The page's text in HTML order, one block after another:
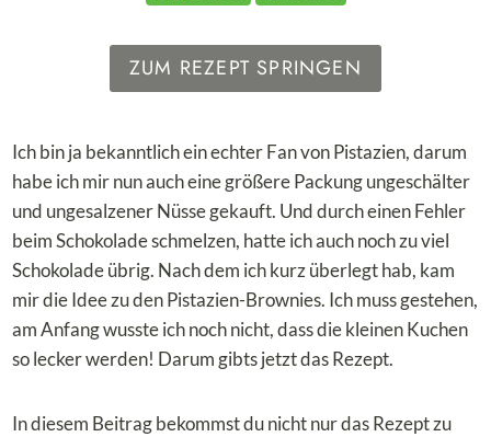
ZUM REZEPT SPRINGEN
Ich bin ja bekanntlich ein echter Fan von Pistazien, darum
habe ich mir nun auch eine größere Packung ungeschälter
und ungesalzener Nüsse gekauft. Und durch einen Fehler
beim Schokolade schmelzen, hatte ich auch noch zu viel
Schokolade übrig. Nach dem ich kurz überlegt hab, kam
mir die Idee zu den Pistazien-Brownies. Ich muss gestehen,
am Anfang wusste ich noch nicht, dass die kleinen Kuchen
so lecker werden! Darum gibts jetzt das Rezept.
In diesem Beitrag bekommst du nicht nur das Rezept zu